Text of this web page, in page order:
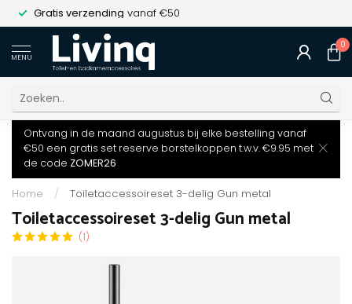
Gratis verzending vanaf €50
MENU
0
Ontvang in de maand augustus bij elke bestelling vanaf
€50 een gratis set reserve borstelkoppen t.w.v. €9.95 met
de code ZOMER26
Home / Toiletaccessoireset 3-delig Gun metal
Toiletaccessoireset 3-delig Gun metal
(1)